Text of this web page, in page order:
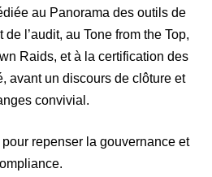
au Panorama des outils de
l’audit, au Tone from the Top,
Raids, et à la certification des
avant un discours de clôture et
convivial.
repenser la gouvernance et